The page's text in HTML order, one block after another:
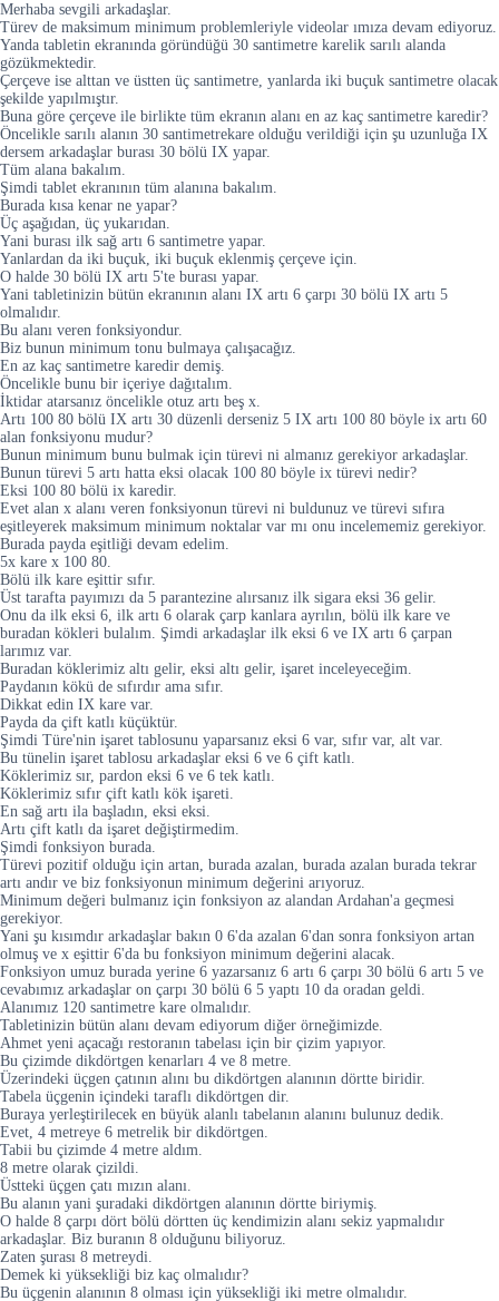
Merhaba sevgili arkadaşlar.
Türev de maksimum minimum problemleriyle videolar ımıza devam ediyoruz.
Yanda tabletin ekranında göründüğü 30 santimetre karelik sarılı alanda
gözükmektedir.
Çerçeve ise alttan ve üstten üç santimetre, yanlarda iki buçuk santimetre olacak
şekilde yapılmıştır.
Buna göre çerçeve ile birlikte tüm ekranın alanı en az kaç santimetre karedir?
Öncelikle sarılı alanın 30 santimetrekare olduğu verildiği için şu uzunluğa IX
dersem arkadaşlar burası 30 bölü IX yapar.
Tüm alana bakalım.
Şimdi tablet ekranının tüm alanına bakalım.
Burada kısa kenar ne yapar?
Üç aşağıdan, üç yukarıdan.
Yani burası ilk sağ artı 6 santimetre yapar.
Yanlardan da iki buçuk, iki buçuk eklenmiş çerçeve için.
O halde 30 bölü IX artı 5'te burası yapar.
Yani tabletinizin bütün ekranının alanı IX artı 6 çarpı 30 bölü IX artı 5
olmalıdır.
Bu alanı veren fonksiyondur.
Biz bunun minimum tonu bulmaya çalışacağız.
En az kaç santimetre karedir demiş.
Öncelikle bunu bir içeriye dağıtalım.
İktidar atarsanız öncelikle otuz artı beş x.
Artı 100 80 bölü IX artı 30 düzenli derseniz 5 IX artı 100 80 böyle ix artı 60
alan fonksiyonu mudur?
Bunun minimum bunu bulmak için türevi ni almanız gerekiyor arkadaşlar.
Bunun türevi 5 artı hatta eksi olacak 100 80 böyle ix türevi nedir?
Eksi 100 80 bölü ix karedir.
Evet alan x alanı veren fonksiyonun türevi ni buldunuz ve türevi sıfıra
eşitleyerek maksimum minimum noktalar var mı onu incelememiz gerekiyor.
Burada payda eşitliği devam edelim.
5x kare x 100 80.
Bölü ilk kare eşittir sıfır.
Üst tarafta payımızı da 5 parantezine alırsanız ilk sigara eksi 36 gelir.
Onu da ilk eksi 6, ilk artı 6 olarak çarp kanlara ayrılın, bölü ilk kare ve
buradan kökleri bulalım. Şimdi arkadaşlar ilk eksi 6 ve IX artı 6 çarpan
larımız var.
Buradan köklerimiz altı gelir, eksi altı gelir, işaret inceleyeceğim.
Paydanın kökü de sıfırdır ama sıfır.
Dikkat edin IX kare var.
Payda da çift katlı küçüktür.
Şimdi Türe'nin işaret tablosunu yaparsanız eksi 6 var, sıfır var, alt var.
Bu tünelin işaret tablosu arkadaşlar eksi 6 ve 6 çift katlı.
Köklerimiz sır, pardon eksi 6 ve 6 tek katlı.
Köklerimiz sıfır çift katlı kök işareti.
En sağ artı ila başladın, eksi eksi.
Artı çift katlı da işaret değiştirmedim.
Şimdi fonksiyon burada.
Türevi pozitif olduğu için artan, burada azalan, burada azalan burada tekrar
artı andır ve biz fonksiyonun minimum değerini arıyoruz.
Minimum değeri bulmanız için fonksiyon az alandan Ardahan'a geçmesi
gerekiyor.
Yani şu kısımdır arkadaşlar bakın 0 6'da azalan 6'dan sonra fonksiyon artan
olmuş ve x eşittir 6'da bu fonksiyon minimum değerini alacak.
Fonksiyon umuz burada yerine 6 yazarsanız 6 artı 6 çarpı 30 bölü 6 artı 5 ve
cevabımız arkadaşlar on çarpı 30 bölü 6 5 yaptı 10 da oradan geldi.
Alanımız 120 santimetre kare olmalıdır.
Tabletinizin bütün alanı devam ediyorum diğer örneğimizde.
Ahmet yeni açacağı restoranın tabelası için bir çizim yapıyor.
Bu çizimde dikdörtgen kenarları 4 ve 8 metre.
Üzerindeki üçgen çatının alını bu dikdörtgen alanının dörtte biridir.
Tabela üçgenin içindeki taraflı dikdörtgen dir.
Buraya yerleştirilecek en büyük alanlı tabelanın alanını bulunuz dedik.
Evet, 4 metreye 6 metrelik bir dikdörtgen.
Tabii bu çizimde 4 metre aldım.
8 metre olarak çizildi.
Üstteki üçgen çatı mızın alanı.
Bu alanın yani şuradaki dikdörtgen alanının dörtte biriymiş.
O halde 8 çarpı dört bölü dörtten üç kendimizin alanı sekiz yapmalıdır
arkadaşlar. Biz buranın 8 olduğunu biliyoruz.
Zaten şurası 8 metreydi.
Demek ki yüksekliği biz kaç olmalıdır?
Bu üçgenin alanının 8 olması için yüksekliği iki metre olmalıdır.